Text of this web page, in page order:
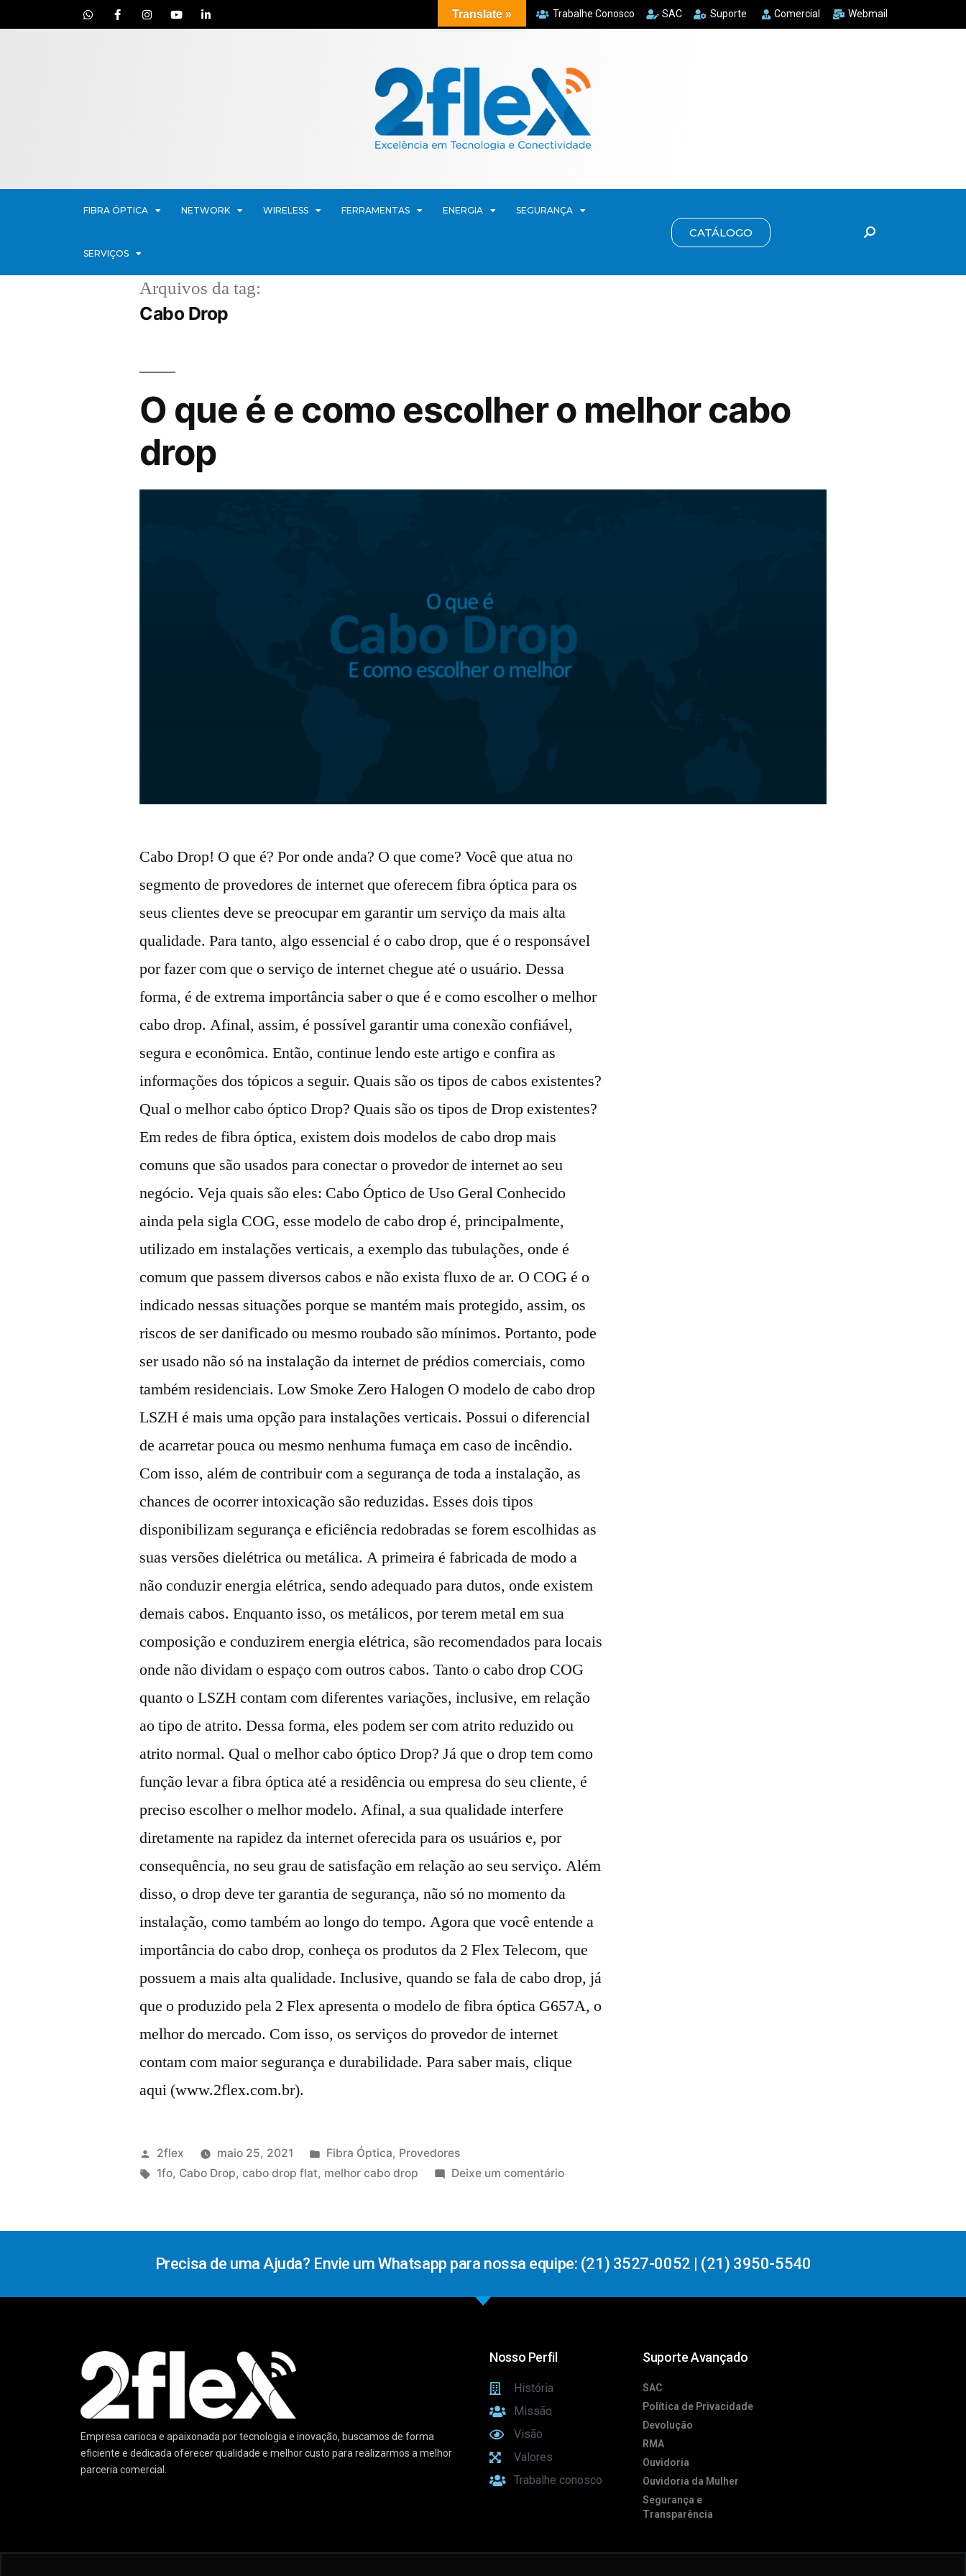
Trabalhe Conosco SAC Suporte Comercial Webmail
FIBRA ÓPTICA NETWORK WIRELESS FERRAMENTAS ENERGIA SEGURANÇA
SERVIÇOS
CATÁLOGO
Arquivos da tag:
Cabo Drop
O que é e como escolher o melhor cabo
drop
Cabo Drop! O que é? Por onde anda? O que come? Você que atua no
segmento de provedores de internet que oferecem fibra óptica para os
seus clientes deve se preocupar em garantir um serviço da mais alta
qualidade. Para tanto, algo essencial é o cabo drop, que é o responsável
por fazer com que o serviço de internet chegue até o usuário. Dessa
forma, é de extrema importância saber o que é e como escolher o melhor
cabo drop. Afinal, assim, é possível garantir uma conexão confiável,
segura e econômica. Então, continue lendo este artigo e confira as
informações dos tópicos a seguir. Quais são os tipos de cabos existentes?
Qual o melhor cabo óptico Drop? Quais são os tipos de Drop existentes?
Em redes de fibra óptica, existem dois modelos de cabo drop mais
comuns que são usados para conectar o provedor de internet ao seu
negócio. Veja quais são eles: Cabo Óptico de Uso Geral Conhecido
ainda pela sigla COG, esse modelo de cabo drop é, principalmente,
utilizado em instalações verticais, a exemplo das tubulações, onde é
comum que passem diversos cabos e não exista fluxo de ar. O COG é o
indicado nessas situações porque se mantém mais protegido, assim, os
riscos de ser danificado ou mesmo roubado são mínimos. Portanto, pode
ser usado não só na instalação da internet de prédios comerciais, como
também residenciais. Low Smoke Zero Halogen O modelo de cabo drop
LSZH é mais uma opção para instalações verticais. Possui o diferencial
de acarretar pouca ou mesmo nenhuma fumaça em caso de incêndio.
Com isso, além de contribuir com a segurança de toda a instalação, as
chances de ocorrer intoxicação são reduzidas. Esses dois tipos
disponibilizam segurança e eficiência redobradas se forem escolhidas as
suas versões dielétrica ou metálica. A primeira é fabricada de modo a
não conduzir energia elétrica, sendo adequado para dutos, onde existem
demais cabos. Enquanto isso, os metálicos, por terem metal em sua
composição e conduzirem energia elétrica, são recomendados para locais
onde não dividam o espaço com outros cabos. Tanto o cabo drop COG
quanto o LSZH contam com diferentes variações, inclusive, em relação
ao tipo de atrito. Dessa forma, eles podem ser com atrito reduzido ou
atrito normal. Qual o melhor cabo óptico Drop? Já que o drop tem como
função levar a fibra óptica até a residência ou empresa do seu cliente, é
preciso escolher o melhor modelo. Afinal, a sua qualidade interfere
diretamente na rapidez da internet oferecida para os usuários e, por
consequência, no seu grau de satisfação em relação ao seu serviço. Além
disso, o drop deve ter garantia de segurança, não só no momento da
instalação, como também ao longo do tempo. Agora que você entende a
importância do cabo drop, conheça os produtos da 2 Flex Telecom, que
possuem a mais alta qualidade. Inclusive, quando se fala de cabo drop, já
que o produzido pela 2 Flex apresenta o modelo de fibra óptica G657A, o
melhor do mercado. Com isso, os serviços do provedor de internet
contam com maior segurança e durabilidade. Para saber mais, clique
aqui (www.2flex.com.br).
2flex maio 25, 2021 Fibra Óptica, Provedores
1fo, Cabo Drop,cabo drop flat, melhor cabo drop Deixe um comentário
Precisa de uma Ajuda? Envie um Whatsapp para nossa equipe: (21) 3527-0052 | (21) 3950-5540
Empresa carioca e apaixonada por tecnologia e inovação, buscamos de forma
eficiente e dedicada oferecer qualidade e melhor custo para realizarmos a melhor
parceria comercial.
Nosso Perfil
História
Missão
Visão
Valores
Trabalhe conosco
Suporte Avançado
SAC
Política de Privacidade
Devolução
RMA
Ouvidoria
Ouvidoria da Mulher
Segurança e
Transparência
Translate »